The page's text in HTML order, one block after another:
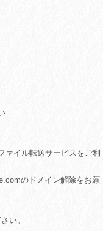
イル転送サービスをご利
のドメイン解除をお願
い。